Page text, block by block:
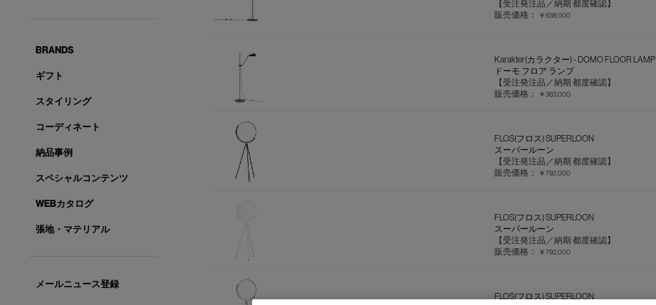
【受注発注品／納期 都度確認】
販売価格：
￥638,000
Karakter(カラクター) - DOMO FLOOR LAMP
ドーモ フロア ランプ
【受注発注品／納期 都度確認】
販売価格：
￥363,000
FLOS(フロス) SUPERLOON
スーパールーン
【受注発注品／納期 都度確認】
販売価格：
￥792,000
FLOS(フロス) SUPERLOON
スーパールーン
【受注発注品／納期 都度確認】
販売価格：
￥792,000
FLOS(フロス) SUPERLOON
BRANDS
ギフト
スタイリング
コーディネート
納品事例
スペシャルコンテンツ
WEBカタログ
張地・マテリアル
メールニュース登録